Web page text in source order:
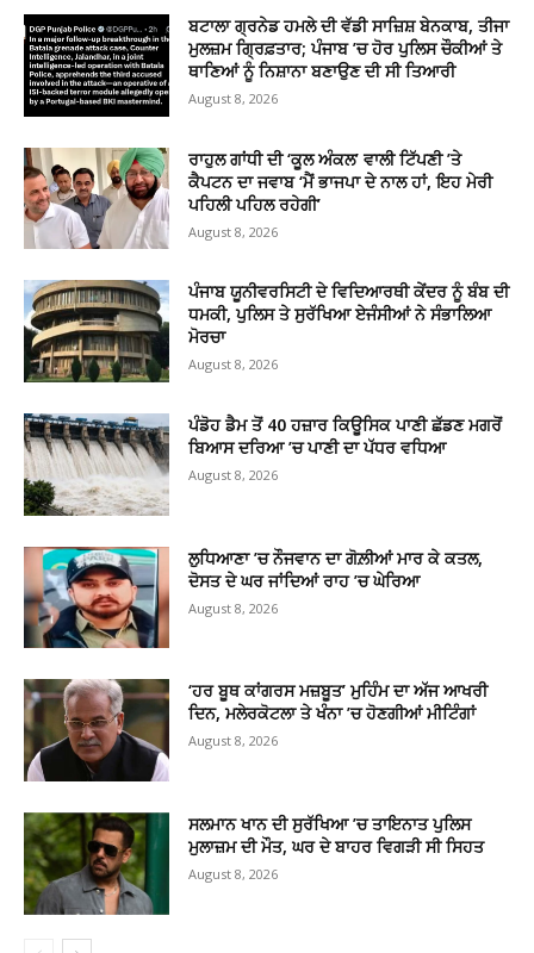
ਬਟਾਲਾ ਗ੍ਰਨੇਡ ਹਮਲੇ ਦੀ ਵੱਡੀ ਸਾਜ਼ਿਸ਼ ਬੇਨਕਾਬ, ਤੀਜਾ
ਮੁਲਜ਼ਮ ਗ੍ਰਿਫ਼ਤਾਰ; ਪੰਜਾਬ ’ਚ ਹੋਰ ਪੁਲਿਸ ਚੌਕੀਆਂ ਤੇ
ਥਾਣਿਆਂ ਨੂੰ ਨਿਸ਼ਾਨਾ ਬਣਾਉਣ ਦੀ ਸੀ ਤਿਆਰੀ
August 8, 2026
ਰਾਹੁਲ ਗਾਂਧੀ ਦੀ ‘ਕੂਲ ਅੰਕਲ’ ਵਾਲੀ ਟਿੱਪਣੀ ’ਤੇ
ਕੈਪਟਨ ਦਾ ਜਵਾਬ ‘ਮੈਂ ਭਾਜਪਾ ਦੇ ਨਾਲ ਹਾਂ, ਇਹ ਮੇਰੀ
ਪਹਿਲੀ ਪਹਿਲ ਰਹੇਗੀ’
August 8, 2026
ਪੰਜਾਬ ਯੂਨੀਵਰਸਿਟੀ ਦੇ ਵਿਦਿਆਰਥੀ ਕੇਂਦਰ ਨੂੰ ਬੰਬ ਦੀ
ਧਮਕੀ, ਪੁਲਿਸ ਤੇ ਸੁਰੱਖਿਆ ਏਜੰਸੀਆਂ ਨੇ ਸੰਭਾਲਿਆ
ਮੋਰਚਾ
August 8, 2026
ਪੰਡੋਹ ਡੈਮ ਤੋਂ 40 ਹਜ਼ਾਰ ਕਿਊਸਿਕ ਪਾਣੀ ਛੱਡਣ ਮਗਰੋਂ
ਬਿਆਸ ਦਰਿਆ ’ਚ ਪਾਣੀ ਦਾ ਪੱਧਰ ਵਧਿਆ
August 8, 2026
ਲੁਧਿਆਣਾ ’ਚ ਨੌਜਵਾਨ ਦਾ ਗੋਲ਼ੀਆਂ ਮਾਰ ਕੇ ਕਤਲ,
ਦੋਸਤ ਦੇ ਘਰ ਜਾਂਦਿਆਂ ਰਾਹ ’ਚ ਘੇਰਿਆ
August 8, 2026
‘ਹਰ ਬੂਥ ਕਾਂਗਰਸ ਮਜ਼ਬੂਤ’ ਮੁਹਿੰਮ ਦਾ ਅੱਜ ਆਖਰੀ
ਦਿਨ, ਮਲੇਰਕੋਟਲਾ ਤੇ ਖੰਨਾ ’ਚ ਹੋਣਗੀਆਂ ਮੀਟਿੰਗਾਂ
August 8, 2026
ਸਲਮਾਨ ਖਾਨ ਦੀ ਸੁਰੱਖਿਆ ’ਚ ਤਾਇਨਾਤ ਪੁਲਿਸ
ਮੁਲਾਜ਼ਮ ਦੀ ਮੌਤ, ਘਰ ਦੇ ਬਾਹਰ ਵਿਗੜੀ ਸੀ ਸਿਹਤ
August 8, 2026